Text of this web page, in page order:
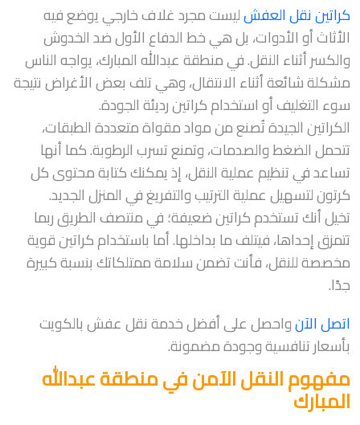
كراتين نقل العفشليست مجرد غلاف خارجي يوضع فيه
الأثاث أو الأدوات، بل هي خط الدفاع الأول ضد الخدوش
والكسر أثناء النقل. في منطقة عبدالله المبارك، يواجه الناس
مشكلة شائعة أثناء الانتقال، وهي تلف بعض الأغراض نتيجة
سوء التغليف أو استخدام كراتين رديئة الجودة.
الكراتين الجيدة تُصنع من مواد مقواة متعددة الطبقات،
تتحمل الضغط والصدمات، وتمنع تسرب الرطوبة. كما أنها
تساعد في تنظيم عملية النقل، إذ يمكنك كتابة محتوى كل
كرتون لتسهيل عملية الترتيب والتفريغ في المنزل الجديد.
تخيل أنك تستخدم كراتين ضعيفة؛ في منتصف الطريق ربما
تتمزق إحداها، فيتلف ما بداخلها. أما باستخدام كراتين قوية
مخصصة للنقل، فأنت تضمن سلامة ممتلكاتك بنسبة كبيرة
جدًا.
اتصل الآنواحصل على أفضل خدمة نقل عفش بالكويت
بأسعار تنافسية وجودة مضمونة.
مفهوم النقل الآمن في منطقة عبدالله
المبارك